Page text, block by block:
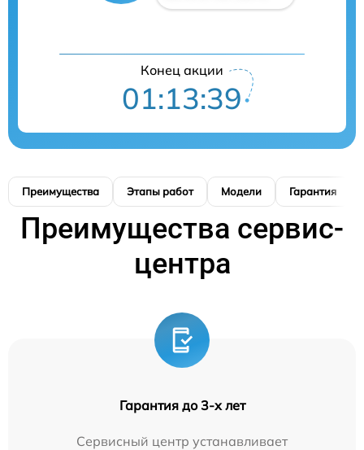
Конец акции
01:13:39
Преимущества Этапы работ Модели Гарантия
Преимущества сервис-
центра
Гарантия до 3-х лет
Сервисный центр устанавливает